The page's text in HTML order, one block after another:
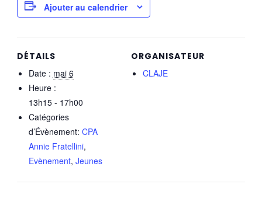
Ajouter au calendrier
DÉTAILS
Date : mai 6
Heure :
13h15 - 17h00
Catégories
d’Évènement: CPA
Annie Fratellini,
Evènement, Jeunes
ORGANISATEUR
CLAJE